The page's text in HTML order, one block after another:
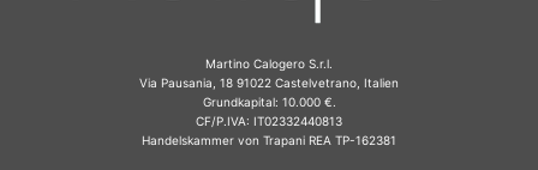
Martino Calogero S.r.l.
Via Pausania, 18 91022 Castelvetrano, Italien
Grundkapital: 10.000 €.
CF/P.IVA: IT02332440813
Handelskammer von Trapani REA TP-162381